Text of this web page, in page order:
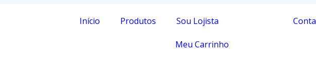
Início Produtos Sou Lojista
Meu Carrinho